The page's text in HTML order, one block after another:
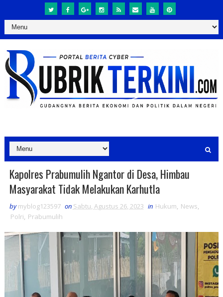
Kapolres Prabumulih Ngantor di Desa, Himbau
Masyarakat Tidak Melakukan Karhutla
by myblog123597 on Sabtu, Agustus 26, 2023 in Hukum, News,
Polri, Prabumulih